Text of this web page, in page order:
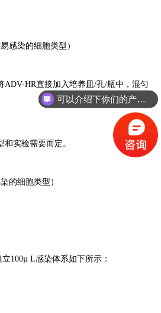
感染的细胞类型）
ADV-HR直接加入培养皿/孔/瓶中，混匀
实验需要而定。
的细胞类型）
100µ L感染体系如下所示：
可以介绍下你们的产品么？